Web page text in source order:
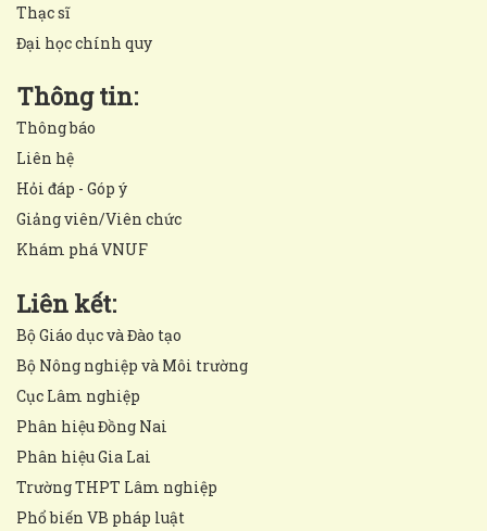
Thạc sĩ
Đại học chính quy
Thông tin:
Thông báo
Liên hệ
Hỏi đáp - Góp ý
Giảng viên/Viên chức
Khám phá VNUF
Liên kết:
Bộ Giáo dục và Đào tạo
Bộ Nông nghiệp và Môi trường
Cục Lâm nghiệp
Phân hiệu Đồng Nai
Phân hiệu Gia Lai
Trường THPT Lâm nghiệp
Phổ biến VB pháp luật